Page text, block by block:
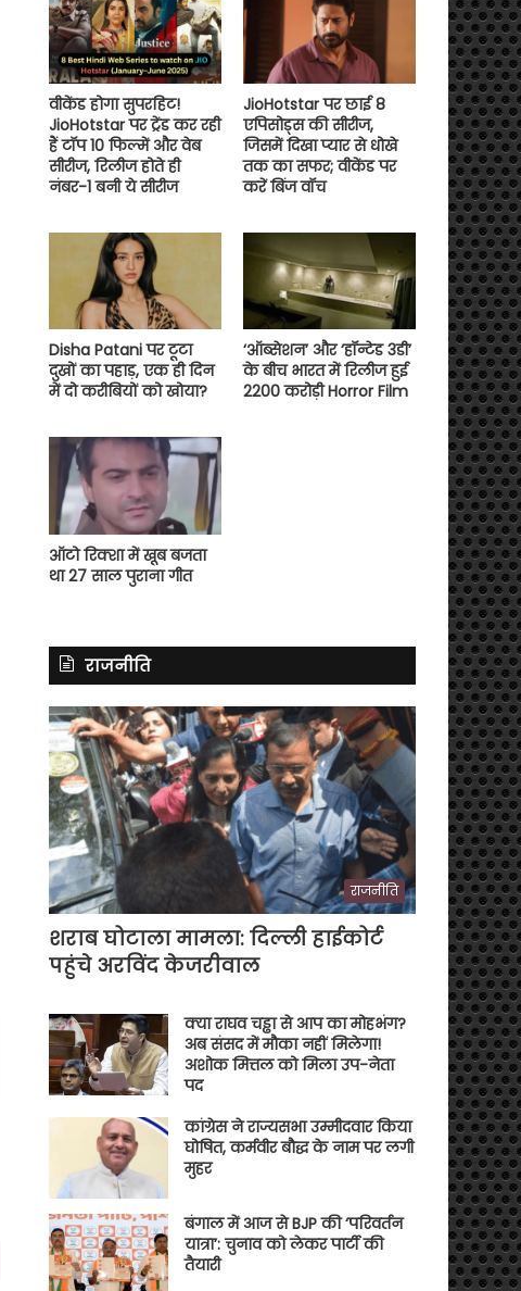
वीकेंड होगा सुपरहिट!
JioHotstar पर ट्रेंड कर रही
हैं टॉप 10 फिल्में और वेब
सीरीज, रिलीज होते ही
नंबर-1 बनी ये सीरीज
JioHotstar पर छाई 8
एपिसोड्स की सीरीज,
जिसमें दिखा प्यार से धोखे
तक का सफर; वीकेंड पर
करें बिंज वॉच
Disha Patani पर टूटा
दुखों का पहाड़, एक ही दिन
में दो करीबियों को खोया?
‘ऑब्सेशन’ और ‘हॉन्टेड 3डी’
के बीच भारत में रिलीज हुई
2200 करोड़ी Horror Film
ऑटो रिक्शा में खूब बजता
था 27 साल पुराना गीत
राजनीति
राजनीति
शराब घोटाला मामला: दिल्ली हाईकोर्ट
पहुंचे अरविंद केजरीवाल
क्या राघव चड्ढा से आप का मोहभंग?
अब संसद में मौका नहीं मिलेगा!
अशोक मित्तल को मिला उप-नेता
पद
कांग्रेस ने राज्यसभा उम्मीदवार किया
घोषित, कर्मवीर बौद्ध के नाम पर लगी
मुहर
बंगाल में आज से BJP की ‘परिवर्तन
यात्रा’: चुनाव को लेकर पार्टी की
तैयारी